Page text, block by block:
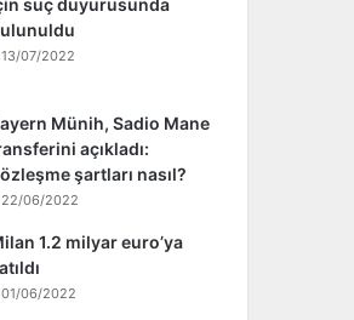
suç duyurusunda
13/07/2022
Münih, Sadio Mane
açıkladı:
şartları nasıl?
22/06/2022
1.2 milyar euro’ya
01/06/2022